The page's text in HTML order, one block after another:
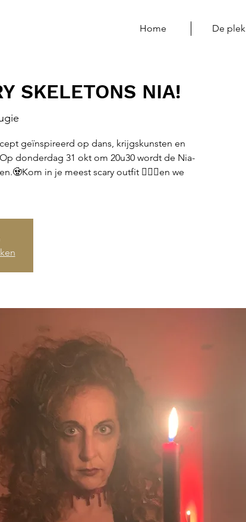
Home De plek
SKELETONS NIA!
geïnspireerd op dans, krijgskunsten en
donderdag 31 okt om 20u30 wordt de Nia-
in je meest scary outfit 🧙🏻‍♀️en we